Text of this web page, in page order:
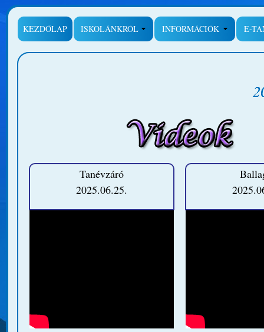
KEZDŐLAP ISKOLÁNKRÓL INFORMÁCIÓK E-
Tanévzáró
2025.06.25.